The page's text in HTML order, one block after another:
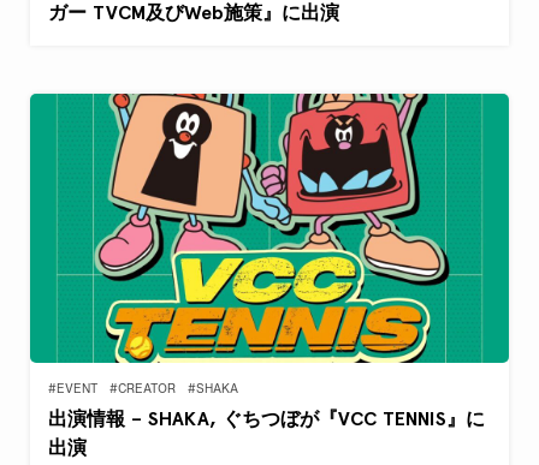
ガー TVCM及びWeb施策』に出演
#EVENT #CREATOR #SHAKA
出演情報 – SHAKA, ぐちつぼが『VCC TENNIS』に
出演